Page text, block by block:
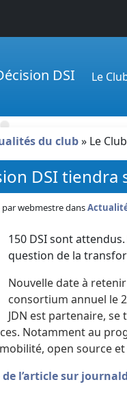
DSI Le
du club» Le
DSI
parwebmestre dans
150 DSI sont
question de la
Nouvelle date à
consortium annuel le
JDN est partenaire,
Notamment au
open source
l’article sur